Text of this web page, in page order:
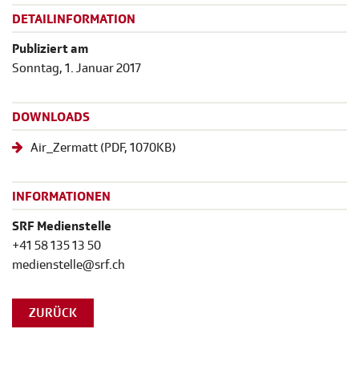
DETAILINFORMATION
Publiziert am
Sonntag, 1. Januar 2017
DOWNLOADS
Air_Zermatt (PDF, 1070KB)
INFORMATIONEN
SRF Medienstelle
+41 58 135 13 50
medienstelle@srf.ch
ZURÜCK